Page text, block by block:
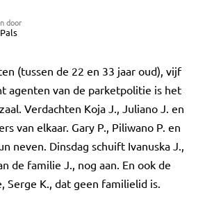
door
(tussen de 22 en 33 jaar oud), vijf
agenten van de parketpolitie is het
Verdachten Koja J., Juliano J. en
van elkaar. Gary P., Piliwano P. en
neven. Dinsdag schuift Ivanuska J.,
de familie J., nog aan. En ook de
Serge K., dat geen familielid is.